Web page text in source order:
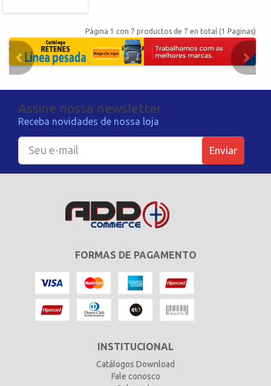
Página 1 con 7 productos de 7 en total (1 Paginas)
Assine nossa newsletter
Receba novidades de nossa loja
Enviar
FORMAS DE PAGAMENTO
INSTITUCIONAL
Catálogos Download
Fale conosco